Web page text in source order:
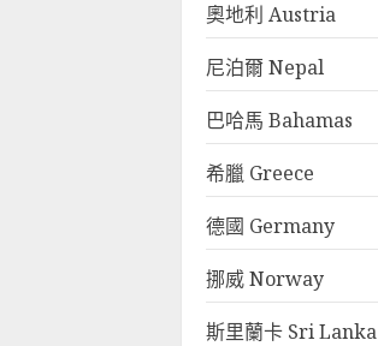
奧地利 Austria
尼泊爾 Nepal
巴哈馬 Bahamas
希臘 Greece
德國 Germany
挪威 Norway
斯里蘭卡 Sri Lanka